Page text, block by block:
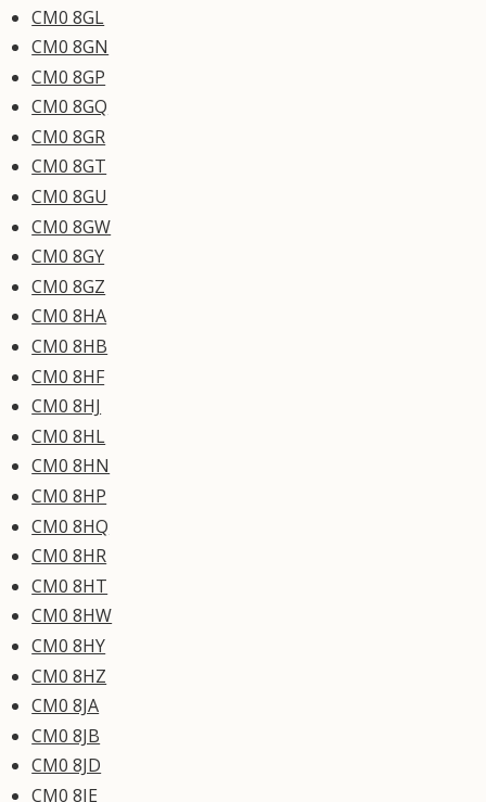
CM0 8GL
CM0 8GN
CM0 8GP
CM0 8GQ
CM0 8GR
CM0 8GT
CM0 8GU
CM0 8GW
CM0 8GY
CM0 8GZ
CM0 8HA
CM0 8HB
CM0 8HF
CM0 8HJ
CM0 8HL
CM0 8HN
CM0 8HP
CM0 8HQ
CM0 8HR
CM0 8HT
CM0 8HW
CM0 8HY
CM0 8HZ
CM0 8JA
CM0 8JB
CM0 8JD
CM0 8JE